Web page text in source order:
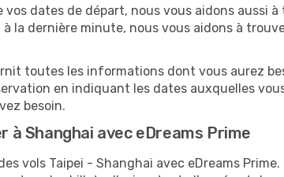
dates de départ, nous vous aidons aussi
la dernière minute, nous vous aidons à
toutes les informations dont vous aurez
en indiquant les dates auxquelles
besoin.
à Shanghai avec eDreams Prime
vols Taipei - Shanghai avec eDreams